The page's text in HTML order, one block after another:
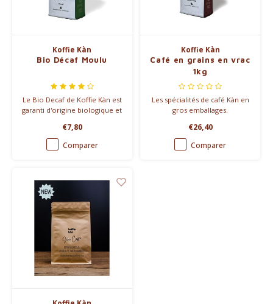
Koffie Kàn
Bio Décaf Moulu
Le Bio Decaf de Koffie Kàn est
garanti d'origine biologique et
tendre. Koffie Kàn utilise un
processus de décaféination au
CO2 pour son café bio.
€7,80
Comparer
Koffie Kàn
Café en grains en vrac
1kg
Les spécialités de café Kàn en
gros emballages.
€26,40
Comparer